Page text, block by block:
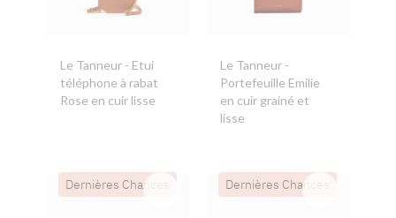
Le Tanneur - Etui
téléphone à rabat
Rose en cuir lisse
Le Tanneur-
Portefeuille Emilie
en cuir grainé et
lisse
Dernières Chances Dernières Chances